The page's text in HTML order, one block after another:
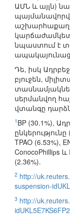
ԱՄՆ և այլն)
կարճաժամկետ
նպաստում է
Դե, իսկ
բյուջեն,
սերմանվող
վտանգը
1 BP (30.1%),
ընկերությունը
TPAO (6.53%),
ConocoPhilliрs
(2.36%).
2 http://
suspension-
3 http://